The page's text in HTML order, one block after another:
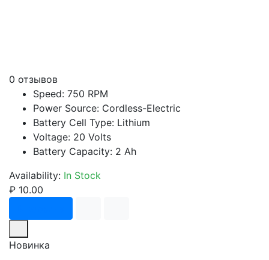
0 отзывов
Speed: 750 RPM
Power Source: Cordless-Electric
Battery Cell Type: Lithium
Voltage: 20 Volts
Battery Capacity: 2 Ah
Availability: In Stock
₽ 10.00
Новинка